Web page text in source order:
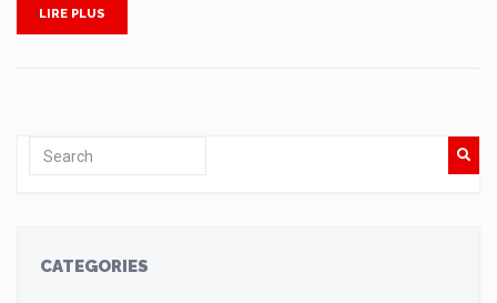
LIRE PLUS
CATEGORIES